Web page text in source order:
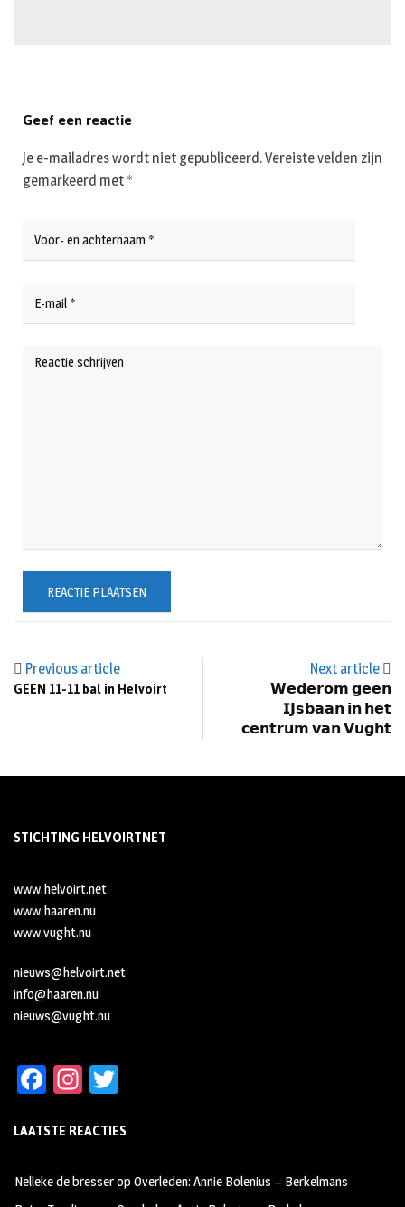
Previous article
GEEN 11-11 bal in Helvoirt
Next article
𝗪𝗲𝗱𝗲𝗿𝗼𝗺 𝗴𝗲𝗲𝗻
𝗜𝗝𝘀𝗯𝗮𝗮𝗻 𝗶𝗻 𝗵𝗲𝘁
𝗰𝗲𝗻𝘁𝗿𝘂𝗺 𝘃𝗮𝗻 𝗩𝘂𝗴𝗵𝘁
Geef een reactie
Je e-mailadres wordt niet gepubliceerd.Vereiste velden zijn
gemarkeerd met *
STICHTING HELVOIRTNET
www.helvoirt.net
www.haaren.nu
www.vught.nu
nieuws@helvoirt.net
info@haaren.nu
nieuws@vught.nu
Fa
b
oo
k
In
ag
m
tt
LAATSTE REACTIES
Nelleke de bresseropOverleden: Annie Bolenius – Berkelmans